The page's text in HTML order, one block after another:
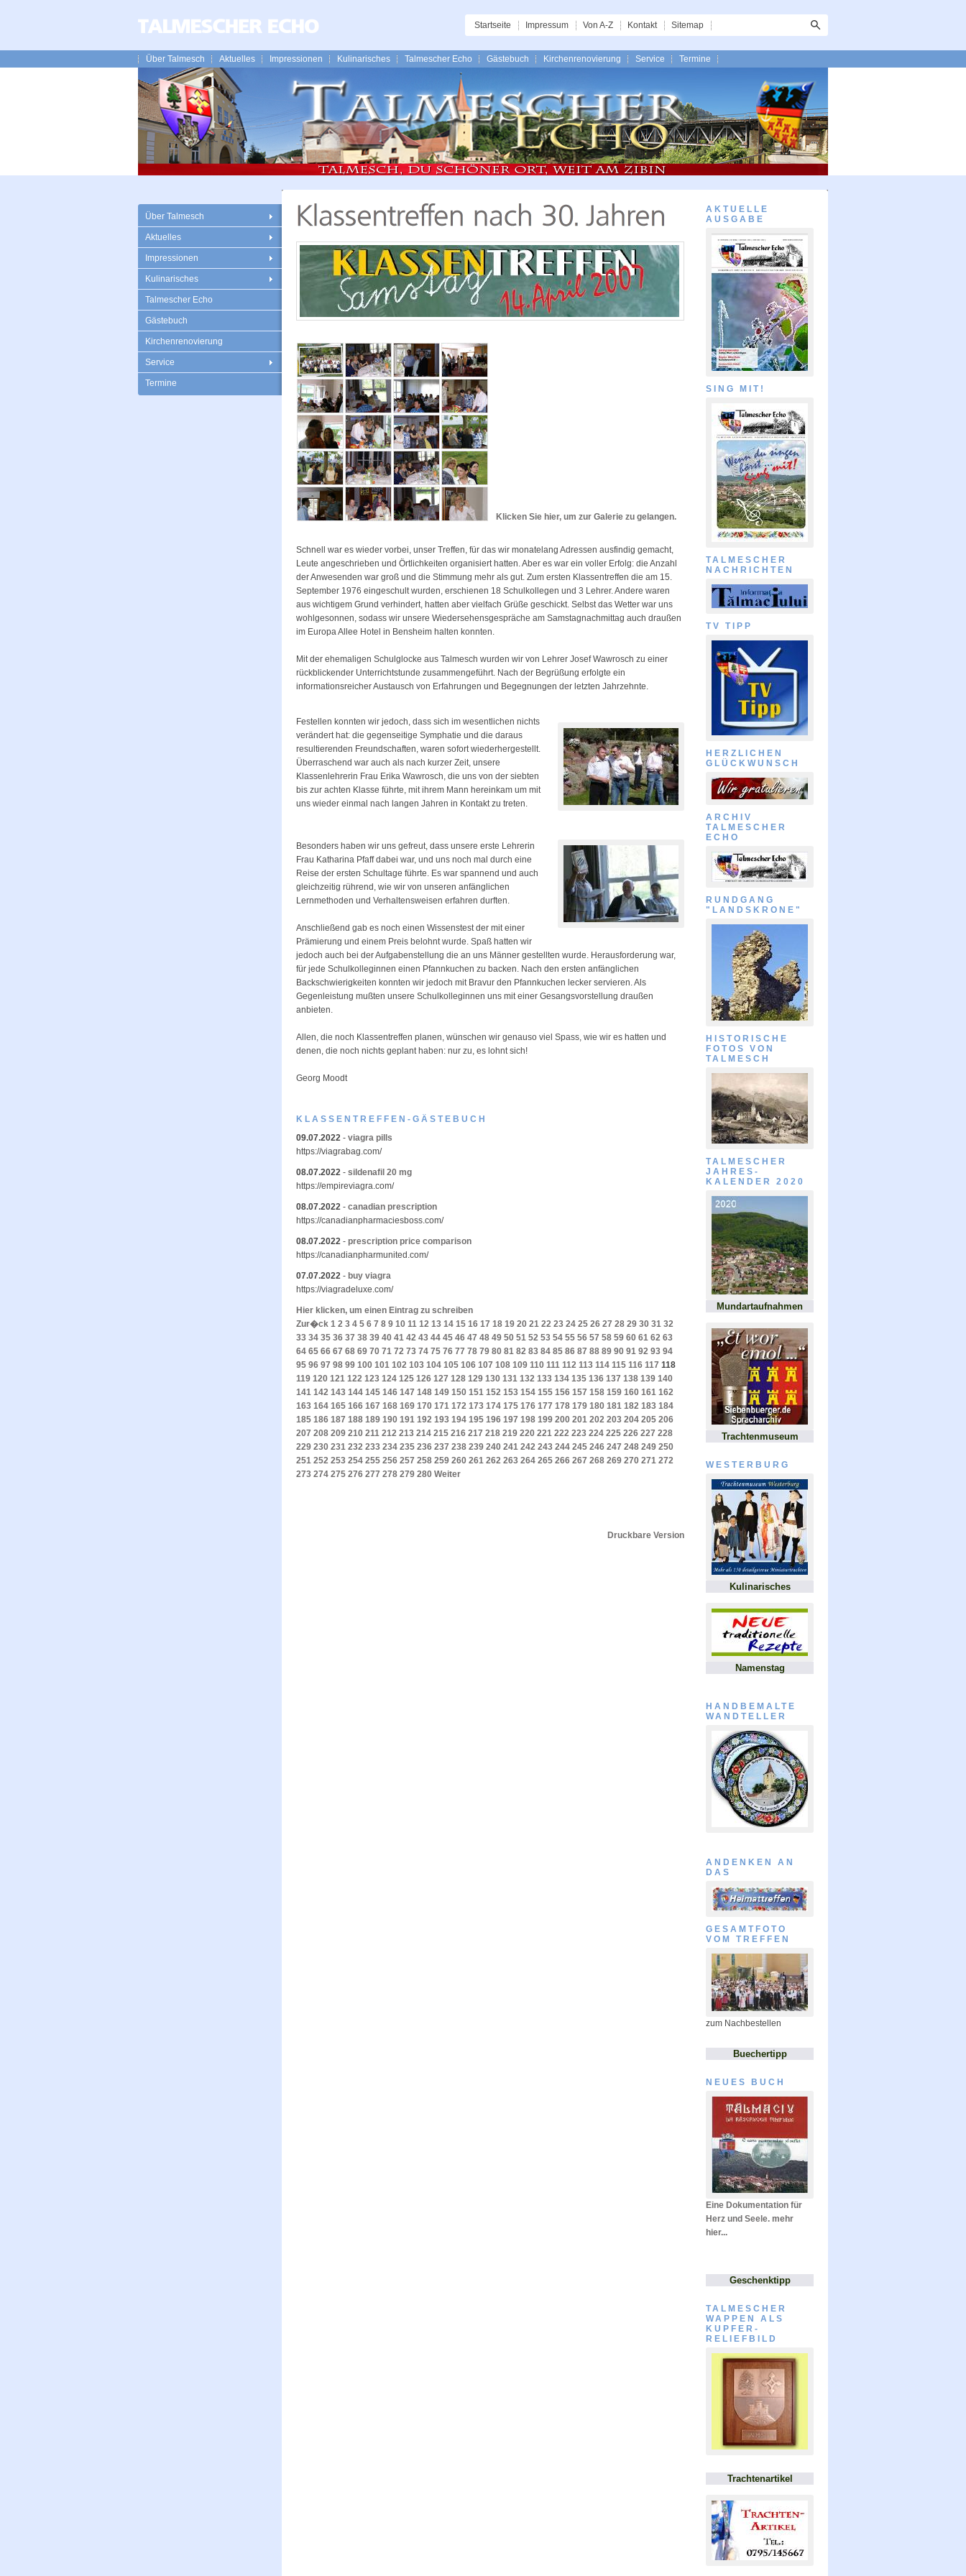
Sitemap
Kontakt
Von A-Z
Impressum
Startseite
Über Talmesch Aktuelles Impressionen Kulinarisches Talmescher Echo Gästebuch Kirchenrenovierung Service Termine
Über Talmesch
Aktuelles
Impressionen
Kulinarisches
Talmescher Echo
Gästebuch
Kirchenrenovierung
Service
Termine
Klicken Sie hier, um zur Galerie zu gelangen.
Schnell war es wieder vorbei, unser Treffen, für das wir monatelang Adressen ausfindig gemacht,
Leute angeschrieben und Örtlichkeiten organisiert hatten. Aber es war ein voller Erfolg: die Anzahl
der Anwesenden war groß und die Stimmung mehr als gut. Zum ersten Klassentreffen die am 15.
September 1976 eingeschult wurden, erschienen 18 Schulkollegen und 3 Lehrer. Andere waren
aus wichtigem Grund verhindert, hatten aber vielfach Grüße geschickt. Selbst das Wetter war uns
wohlgesonnen, sodass wir unsere Wiedersehensgespräche am Samstagnachmittag auch draußen
im Europa Allee Hotel in Bensheim halten konnten.
Mit der ehemaligen Schulglocke aus Talmesch wurden wir von Lehrer Josef Wawrosch zu einer
rückblickender Unterrichtstunde zusammengeführt. Nach der Begrüßung erfolgte ein
informationsreicher Austausch von Erfahrungen und Begegnungen der letzten Jahrzehnte.
Festellen konnten wir jedoch, dass sich im wesentlichen nichts
verändert hat: die gegenseitige Symphatie und die daraus
resultierenden Freundschaften, waren sofort wiederhergestellt.
Überraschend war auch als nach kurzer Zeit, unsere
Klassenlehrerin Frau Erika Wawrosch, die uns von der siebten
bis zur achten Klasse führte, mit ihrem Mann hereinkam um mit
uns wieder einmal nach langen Jahren in Kontakt zu treten.
Besonders haben wir uns gefreut, dass unsere erste Lehrerin
Frau Katharina Pfaff dabei war, und uns noch mal durch eine
Reise der ersten Schultage führte. Es war spannend und auch
gleichzeitig rührend, wie wir von unseren anfänglichen
Lernmethoden und Verhaltensweisen erfahren durften.
Anschließend gab es noch einen Wissenstest der mit einer
Prämierung und einem Preis belohnt wurde. Spaß hatten wir
jedoch auch bei der Aufgabenstellung die an uns Männer gestellten wurde. Herausforderung war,
für jede Schulkolleginnen einen Pfannkuchen zu backen. Nach den ersten anfänglichen
Backschwierigkeiten konnten wir jedoch mit Bravur den Pfannkuchen lecker servieren. Als
Gegenleistung mußten unsere Schulkolleginnen uns mit einer Gesangsvorstellung draußen
anbieten.
Allen, die noch Klassentreffen planen, wünschen wir genauso viel Spass, wie wir es hatten und
denen, die noch nichts geplant haben: nur zu, es lohnt sich!
Georg Moodt
KLASSENTREFFEN-GÄSTEBUCH
09.07.2022 - viagra pills
https://viagrabag.com/
08.07.2022 - sildenafil 20 mg
https://empireviagra.com/
08.07.2022 - canadian prescription
https://canadianpharmaciesboss.com/
08.07.2022 - prescription price comparison
https://canadianpharmunited.com/
07.07.2022 - buy viagra
https://viagradeluxe.com/
Hier klicken, um einen Eintrag zu schreiben
Zur�ck 1 2 3 4 5 6 7 8 9 10 11 12 13 14 15 16 17 18 19 20 21 22 23 24 25 26 27 28 29 30 31 32
33 34 35 36 37 38 39 40 41 42 43 44 45 46 47 48 49 50 51 52 53 54 55 56 57 58 59 60 61 62 63
64 65 66 67 68 69 70 71 72 73 74 75 76 77 78 79 80 81 82 83 84 85 86 87 88 89 90 91 92 93 94
95 96 97 98 99 100 101 102 103 104 105 106 107 108 109 110 111 112 113 114 115 116 117 118
119 120 121 122 123 124 125 126 127 128 129 130 131 132 133 134 135 136 137 138 139 140
141 142 143 144 145 146 147 148 149 150 151 152 153 154 155 156 157 158 159 160 161 162
163 164 165 166 167 168 169 170 171 172 173 174 175 176 177 178 179 180 181 182 183 184
185 186 187 188 189 190 191 192 193 194 195 196 197 198 199 200 201 202 203 204 205 206
207 208 209 210 211 212 213 214 215 216 217 218 219 220 221 222 223 224 225 226 227 228
229 230 231 232 233 234 235 236 237 238 239 240 241 242 243 244 245 246 247 248 249 250
251 252 253 254 255 256 257 258 259 260 261 262 263 264 265 266 267 268 269 270 271 272
273 274 275 276 277 278 279 280 Weiter
Druckbare Version
AKTUELLE
AUSGABE
SING MIT!
TALMESCHER
NACHRICHTEN
TV TIPP
HERZLICHEN
GLÜCKWUNSCH
ARCHIV
TALMESCHER
ECHO
RUNDGANG
"LANDSKRONE"
HISTORISCHE
FOTOS VON
TALMESCH
TALMESCHER
JAHRES-
KALENDER 2020
Mundartaufnahmen
Trachtenmuseum
WESTERBURG
Kulinarisches
Namenstag
HANDBEMALTE
WANDTELLER
ANDENKEN AN
DAS
GESAMTFOTO
VOM TREFFEN
zum Nachbestellen
Buechertipp
NEUES BUCH
Eine Dokumentation für
Herz und Seele. mehr
hier...
Geschenktipp
TALMESCHER
WAPPEN ALS
KUPFER-
RELIEFBILD
Trachtenartikel